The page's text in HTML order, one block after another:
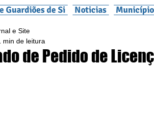
Guardiões de Si Noticias
de Pedido de
e Site
min de leitura